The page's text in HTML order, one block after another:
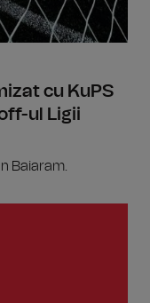
cu KuPS
ul Ligii
Baiaram.